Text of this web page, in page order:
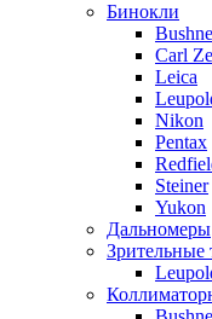
Бинокли
Carl
Leica
Nikon
Pentax
Steiner
Yukon
Дальномеры
Зрительные